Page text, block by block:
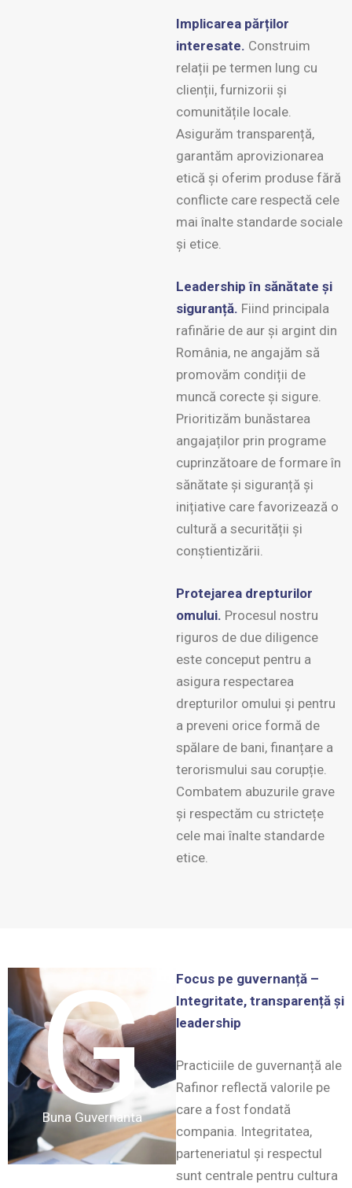
Implicarea părților
interesate. Construim
relații pe termen lung cu
clienții, furnizorii și
comunitățile locale.
Asigurăm transparență,
garantăm aprovizionarea
etică și oferim produse fără
conflicte care respectă cele
mai înalte standarde sociale
și etice.
Leadership în sănătate și
siguranță. Fiind principala
rafinărie de aur și argint din
România, ne angajăm să
promovăm condiții de
muncă corecte și sigure.
Prioritizăm bunăstarea
angajaților prin programe
cuprinzătoare de formare în
sănătate și siguranță și
inițiative care favorizează o
cultură a securității și
conștientizării.
Protejarea drepturilor
omului. Procesul nostru
riguros de due diligence
este conceput pentru a
asigura respectarea
drepturilor omului și pentru
a preveni orice formă de
spălare de bani, finanțare a
terorismului sau corupție.
Combatem abuzurile grave
și respectăm cu strictețe
cele mai înalte standarde
etice.
G
Buna Guvernanta
Focus pe guvernanță –
Integritate, transparență și
leadership
Practiciile de guvernanță ale
Rafinor reflectă valorile pe
care a fost fondată
compania. Integritatea,
parteneriatul și respectul
sunt centrale pentru cultura